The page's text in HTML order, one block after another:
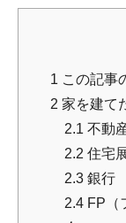
1 この記事
2 家を建て
2.1 不動
2.2 住宅
2.3 銀行
2.4 FP（